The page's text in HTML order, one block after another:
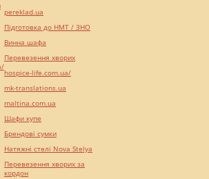
pereklad.ua
Підготовка до НМТ / ЗНО
Винна шафа
Перевезення хворих
hospice-life.com.ua/
mk-translations.ua
maltina.com.ua
Шафи купе
Брендові сумки
Натяжні стелі Nova Stelya
Перевезення хворих за
кордон